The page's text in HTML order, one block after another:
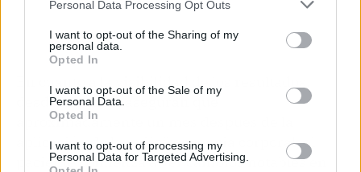
Personal Data Processing Opt Outs
I want to opt-out of the Sharing of my
personal data.
Opted In
I want to opt-out of the Sale of my
Personal Data.
Opted In
I want to opt-out of processing my
Personal Data for Targeted Advertising.
En cuanto a la visibilidad de los resultados,
desde la clínica aseguran que
aproximadamente un mes después de la
aplicación de la radiofrecuencia corporal, el
paciente comienza a ver cambios notables en